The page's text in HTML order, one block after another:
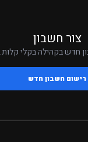
צור חשבון
חדש בקהילה בקלי קלות.
רישום חשבון חדש